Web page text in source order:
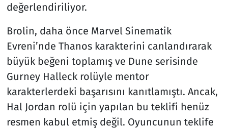
değerlendiriliyor.
Brolin, daha önce Marvel Sinematik
Evreni’nde Thanos karakterini canlandırarak
büyük beğeni toplamış ve Dune serisinde
Gurney Halleck rolüyle mentor
karakterlerdeki başarısını kanıtlamıştı. Ancak,
Hal Jordan rolü için yapılan bu teklifi henüz
resmen kabul etmiş değil. Oyuncunun teklife